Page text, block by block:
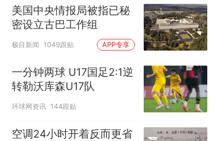
美国中央情报局被指已秘
密设立古巴工作组
极目新闻 1049跟贴 APP专享
一分钟两球 U17国足2:1逆
转勒沃库森U17队
环球网资讯 144跟贴
空调24小时开着反而更省